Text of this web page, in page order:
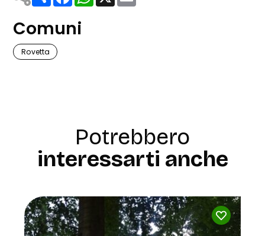
Comuni
Rovetta
Potrebbero
interessarti anche
ORGANIZZATORI